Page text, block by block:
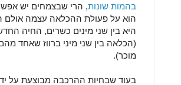
בהמות שונות, הרי שבצמחים יש
הוא על פעולת ההכלאה עצמה אולם
היא בין שני מינים כשרים, החיה
(הכלאה בין שני מיני ברווז שאחד
מוכר).
בעוד שבחיות ההרכבה מבוצעת על